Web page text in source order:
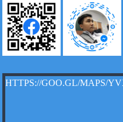
Xe
HTTPS://GOO.GL/MAPS/